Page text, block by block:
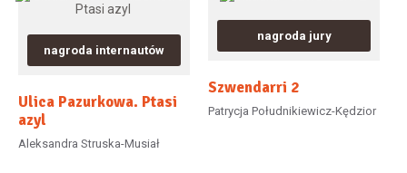
nagroda internautów
Ulica Pazurkowa. Ptasi
azyl
Aleksandra Struska-Musiał
nagroda jury
Szwendarri 2
Patrycja Południkiewicz-Kędzior